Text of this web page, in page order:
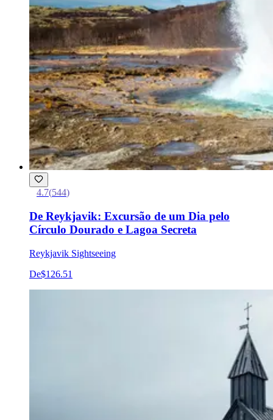
4.7(544)
De Reykjavik: Excursão de um Dia pelo
Círculo Dourado e Lagoa Secreta
Reykjavik Sightseeing
De$126.51